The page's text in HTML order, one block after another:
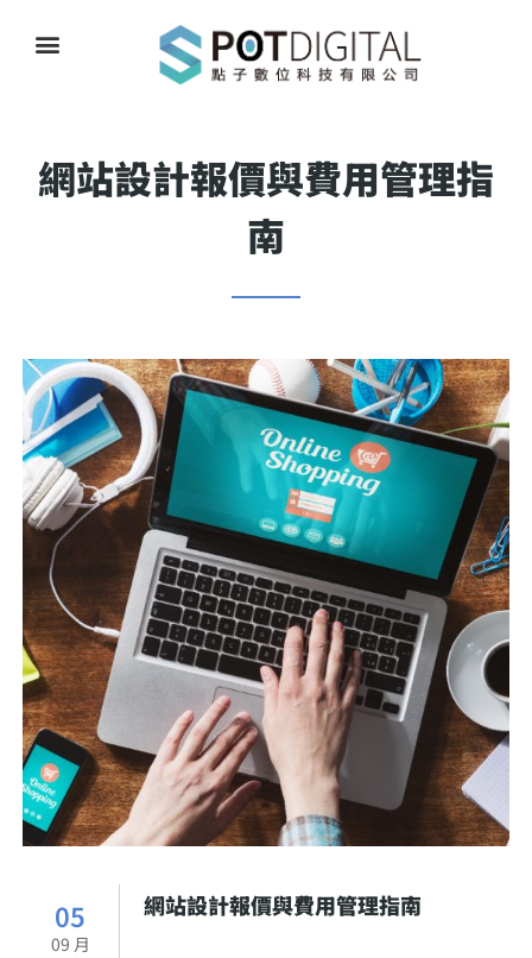
網站設計報價與費用管理指
南
05
09 月
網站設計報價與費用管理指南